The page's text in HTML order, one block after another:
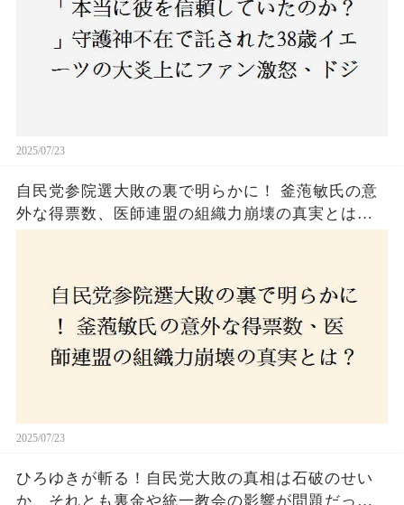
2025/07/23
自民党参院選大敗の裏で明らかに！ 釜萢敏氏の意
外な得票数、医師連盟の組織力崩壊の真実とは？
2025/07/23
ひろゆきが斬る！自民党大敗の真相は石破のせい
か、それとも裏金や統一教会の影響が問題だった